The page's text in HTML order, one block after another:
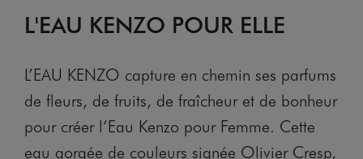
L'EAU KENZO POUR ELLE
L’EAU KENZO capture en chemin ses parfums
de fleurs, de fruits, de fraîcheur et de bonheur
pour créer l’Eau Kenzo pour Femme. Cette
eau gorgée de couleurs signée Olivier Cresp,